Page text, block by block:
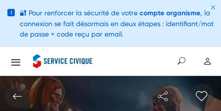
i 🔐 Pour renforcer la sécurité de votre compte organisme, la
connexion se fait désormais en deux étapes : identifiant/mot
de passe + code reçu par email.